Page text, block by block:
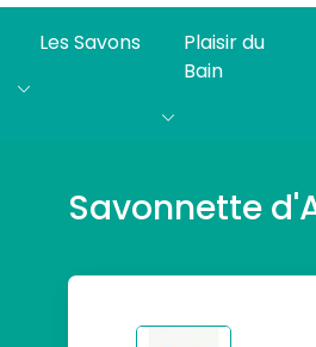
Les Savons
Plaisir du
Bain
Savonnette